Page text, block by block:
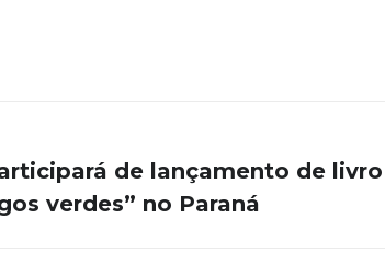
de lançamento de livro
verdes” no Paraná